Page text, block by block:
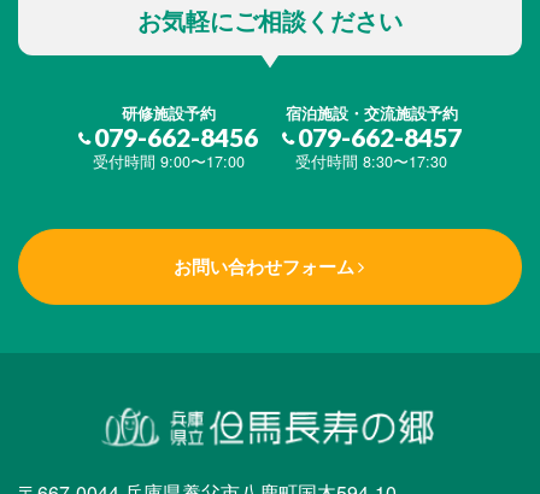
お気軽にご相談ください
研修施設予約
079-662-8456
受付時間 9:00〜17:00
宿泊施設・交流施設予約
079-662-8457
受付時間 8:30〜17:30
お問い合わせフォーム